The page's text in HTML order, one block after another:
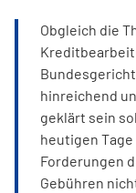
Obgleich die
hinreichend
geklärt sein
heutigen
Forderungen
Gebühren